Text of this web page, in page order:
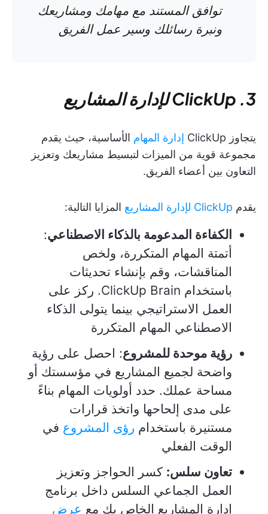
توافق المستند مع مهامك ومشاريعك
ونبرة رسائلك وسير عمل الفريق
3. ClickUp لإدارة المشاريع
يتجاوز ClickUp إدارة المهام الأساسية، حيث يقدم
مجموعة قوية من الميزات لتبسيط مشاريعك وتعزيز
التعاون بين أعضاء الفريق.
يقدم ClickUp لإدارة المشاريع المزايا التالية:
الكفاءة المدعومة بالذكاء الاصطناعي:
أتمتة المهام المتكررة، ولخص
المناقشات، وقم بإنشاء تحديثات
باستخدام ClickUp Brain. ركز على
العمل الاستراتيجي بينما يتولى الذكاء
الاصطناعي المهام المتكررة
رؤية موحدة للمشروع: احصل على رؤية
واضحة لجميع المشاريع في مؤسستك أو
مساحة عملك. حدد أولويات المهام بناءً
على مدى إلحاحها واتخذ قرارات
مستنيرة باستخدام رؤى المشروع في
الوقت الفعلي
تعاون سلس: كسر الحواجز وتعزيز
العمل الجماعي السلس داخل برنامج
إدارة المشاريع الخاص بك مع عرض